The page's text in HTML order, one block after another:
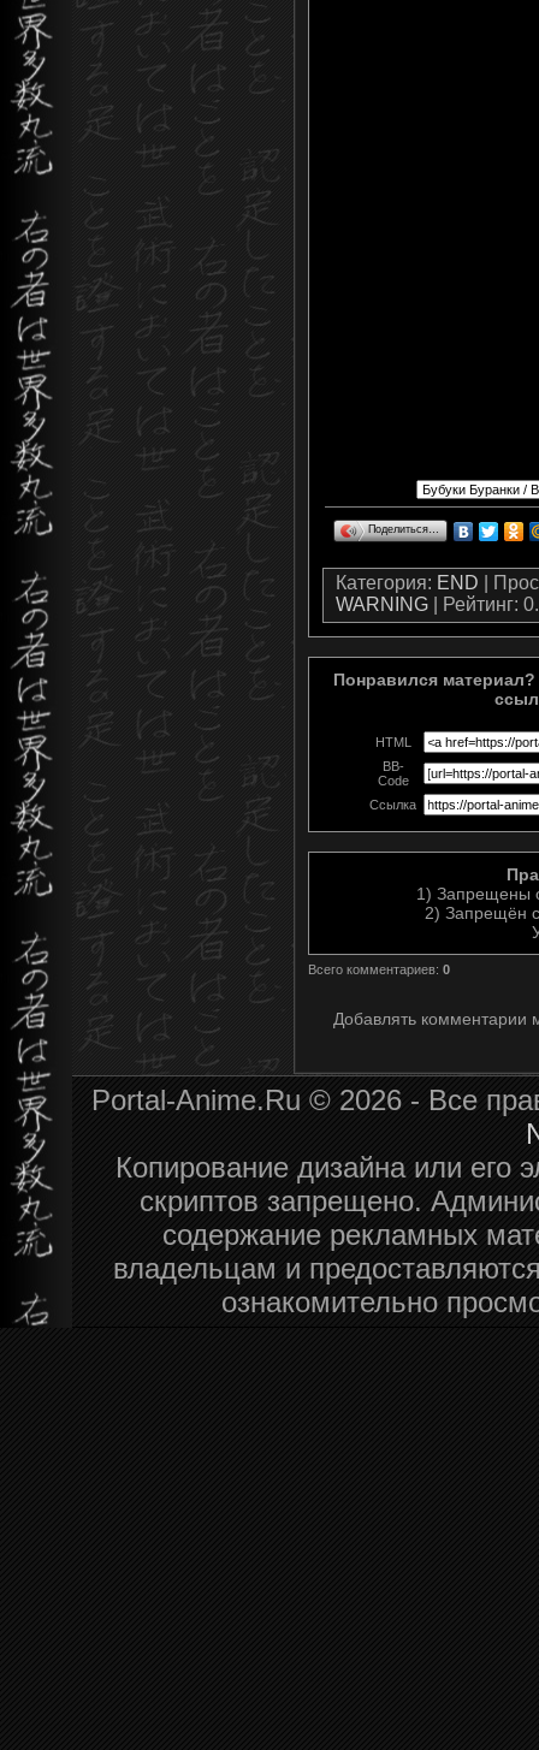
Поделиться…
Категория: END
WARNING
Рейтинг:
Понравился
HTML
BB-
Code
Ссылка
1) Запрещены
2) Запрещён
Всего комментариев: 0
Добавлять комментарии
Portal-Anime.Ru © 2026 - Все
Копирование дизайна или его
скриптов запрещено.
содержание рекламных
владельцам и
ознакомительно